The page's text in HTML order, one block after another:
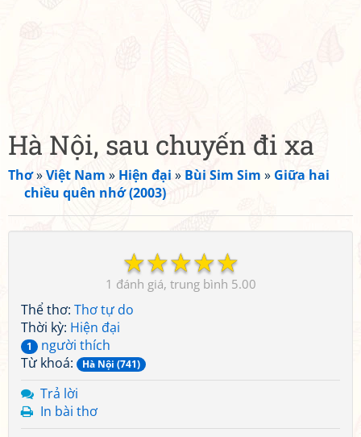
Hà Nội, sau chuyến đi xa
Thơ»Việt Nam » Hiện đại » Bùi Sim Sim » Giữa hai
chiều quên nhớ (2003)
☆
☆
☆
☆
☆
1 5.00
Thể thơ: Thơ tự do
Thời kỳ: Hiện đại
1
người thích
Từ khoá:
Hà Nội (741)
Trả lời
In bài thơ